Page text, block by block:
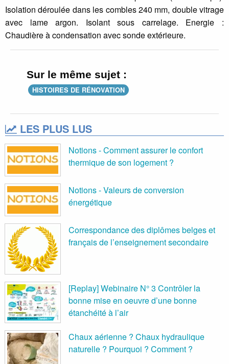
Isolation déroulée dans les combles 240 mm, double vitrage
avec lame argon. Isolant sous carrelage. Energie :
Chaudière à condensation avec sonde extérieure.
Sur le même sujet :
HISTOIRES DE RÉNOVATION
LES PLUS LUS
Notions - Comment assurer le confort
thermique de son logement ?
Notions - Valeurs de conversion
énergétique
Correspondance des diplômes belges et
français de l’enseignement secondaire
[Replay] Webinaire N° 3 Contrôler la
bonne mise en oeuvre d’une bonne
étanchéité à l’air
Chaux aérienne ? Chaux hydraulique
naturelle ? Pourquoi ? Comment ?